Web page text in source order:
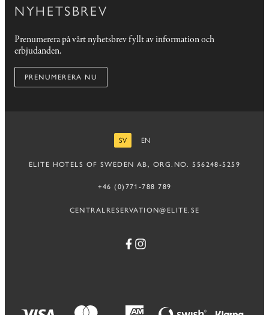
NYHETSBREV
Prenumerera på vårt nyhetsbrev fyllt av information och
erbjudanden.
PRENUMERERA NU
SV
EN
ELITE HOTELS OF SWEDEN AB, ORG.NO. 556248-5259
+46 (0)771-788 789
CENTRALRESERVATION@ELITE.SE